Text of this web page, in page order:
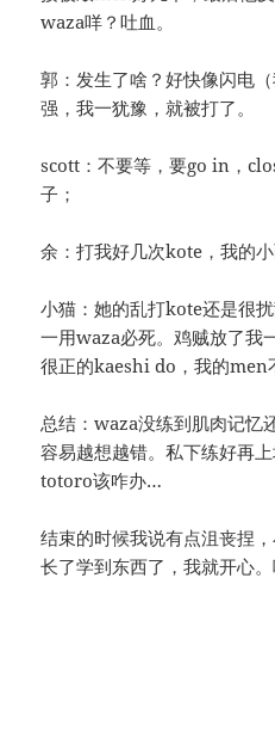
waza咩？吐血。
郭：发生了啥？好快像闪电
强，我一犹豫，就被打了。
scott：不要等，要go in，
子；
余：打我好几次kote，我的小
小猫：她的乱打kote还是很
一用waza必死。鸡贼放了我
很正的kaeshi do，我的men
总结：waza没练到肌肉记
容易越想越错。私下练好再
totoro该咋办…
结束的时候我说有点沮丧捏
长了学到东西了，我就开心